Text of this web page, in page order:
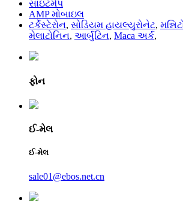
સાઇટમેપ
AMP મોબાઇલ
ટર્કેસ્ટેરોન, સોડિયમ હાયલ્યુરોનેટ,
મેલાટોનિન, આર્બુટિન, Maca અર્ક,
ફોન
ઈ-મેલ
ઈ-મેલ
sale01@ebos.net.cn